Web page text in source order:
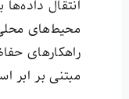
محیط‌های
مبتنی بر ابر